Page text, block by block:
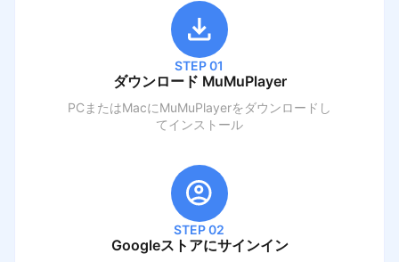
STEP 01
ダウンロード MuMuPlayer
PCまたはMacにMuMuPlayerをダウンロードし
てインストール
STEP 02
Googleストアにサインイン